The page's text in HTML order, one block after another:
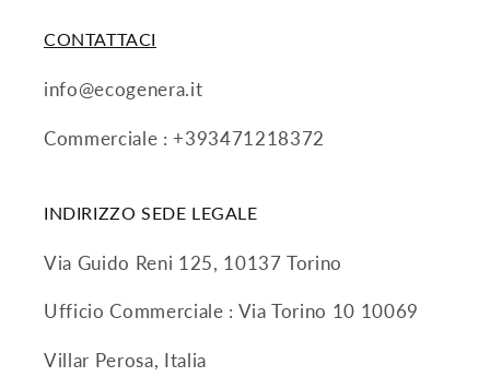
CONTATTACI
info@ecogenera.it
Commerciale : +393471218372
INDIRIZZO SEDE LEGALE
Via Guido Reni 125, 10137 Torino
Ufficio Commerciale : Via Torino 10 10069
Villar Perosa, Italia